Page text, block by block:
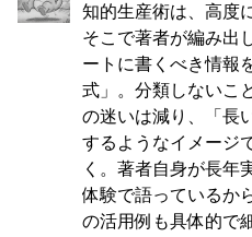
知的生産術は、高度
そこで著者が編み出
ートに書くべき情報
式」。分類しないこ
の迷いは減り、「長
するようなイメージ
く。著者自身が長年
体験で語っているか
の活用例も具体的で